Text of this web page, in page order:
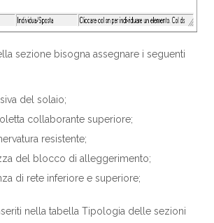
sezione bisogna assegnare i seguenti
del solaio;
collaborante superiore;
resistente;
del blocco di alleggerimento;
di rete inferiore e superiore;
nella tabella Tipologia delle sezioni